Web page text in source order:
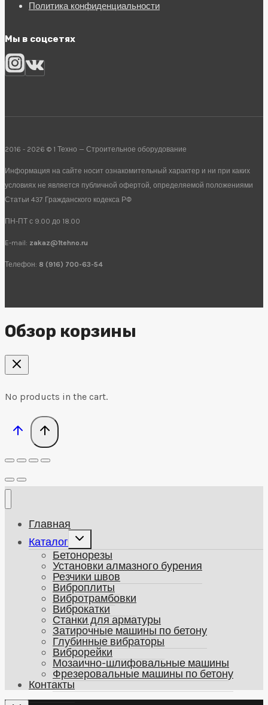
Политика конфиденциальности
Мы в соцсетях
2016 - 2026 © 1 Техно — Строительное оборудование
Информация на сайте носит ознакомительный характер и ни при каких
условиях не является публичной офертой, определяемой положениями
Статьи 437 Гражданского кодекса РФ
ПН-ПТ с 9.00 до 18.00
E-mail: zakaz@1tehno.ru
Телефон: 8 (916) 700-63-54
Обзор корзины
No products in the cart.
Главная
Каталог
Развернуть
дочернее
меню
Бетонорезы
Установки алмазного бурения
Резчики швов
Виброплиты
Вибротрамбовки
Виброкатки
Станки для арматуры
Затирочные машины по бетону
Глубинные вибраторы
Виброрейки
Мозаично-шлифовальные машины
Фрезеровальные машины по бетону
Контакты